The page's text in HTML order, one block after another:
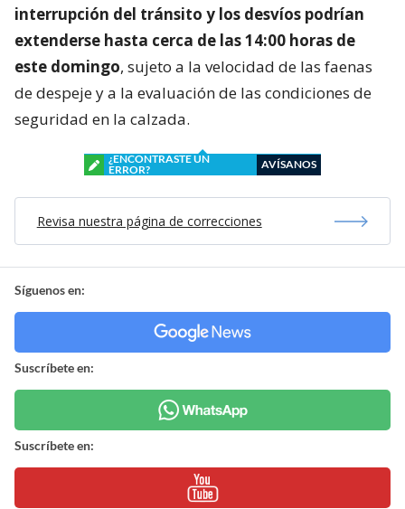
interrupción del tránsito y los desvíos podrían
extenderse hasta cerca de las 14:00 horas de
este domingo, sujeto a la velocidad de las faenas
de despeje y a la evaluación de las condiciones de
seguridad en la calzada.
¿ENCONTRASTE UN
ERROR?
AVÍSANOS
Revisa nuestra página de correcciones
Síguenos en:
Suscríbete en:
Suscríbete en: